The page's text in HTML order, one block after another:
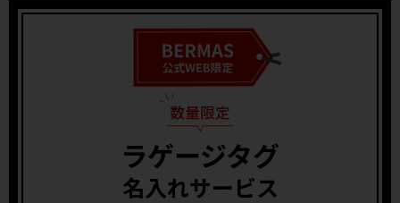
ラゲージタグ
名入れサービス